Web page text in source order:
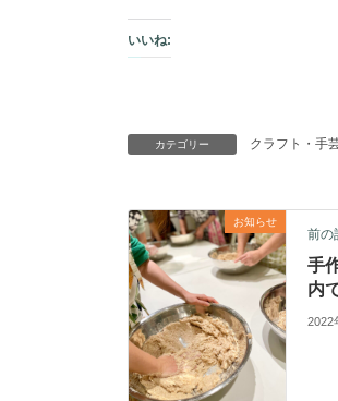
いいね:
カテゴリー クラフト・ 手
お知らせ
前の
手
内
2022